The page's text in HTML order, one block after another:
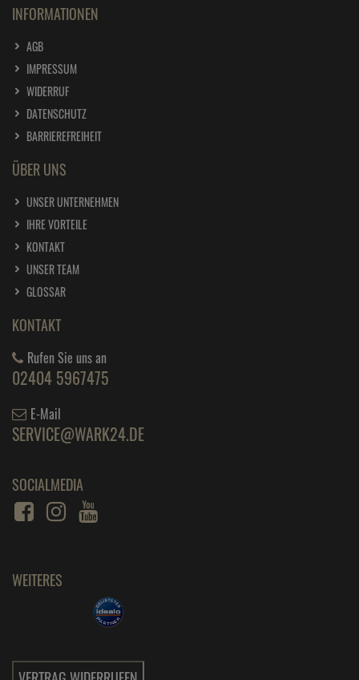
INFORMATIONEN
AGB
IMPRESSUM
WIDERRUF
DATENSCHUTZ
BARRIEREFREIHEIT
ÜBER UNS
UNSER UNTERNEHMEN
IHRE VORTEILE
KONTAKT
UNSER TEAM
GLOSSAR
KONTAKT
Rufen Sie uns an
02404 5967475
E-Mail
SERVICE@WARK24.DE
SOCIALMEDIA
WEITERES